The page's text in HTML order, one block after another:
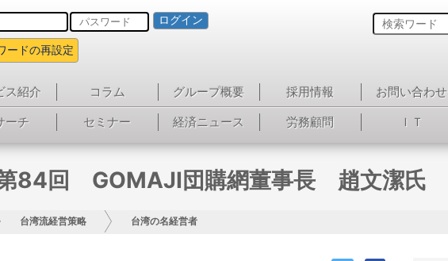
ログイン
ードの再設定
ス紹介 コラム グループ概要 採用情報 お問い合わせ
ーチ セミナー 経済ニュース 労務顧問 ＩＴ
84回 GOMAJI団購網董事長 趙文潔氏
台湾流経営策略 台湾の名経営者